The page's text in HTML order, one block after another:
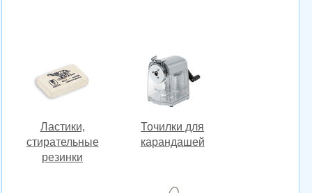
Ластики,
стирательные
резинки
Точилки для
карандашей